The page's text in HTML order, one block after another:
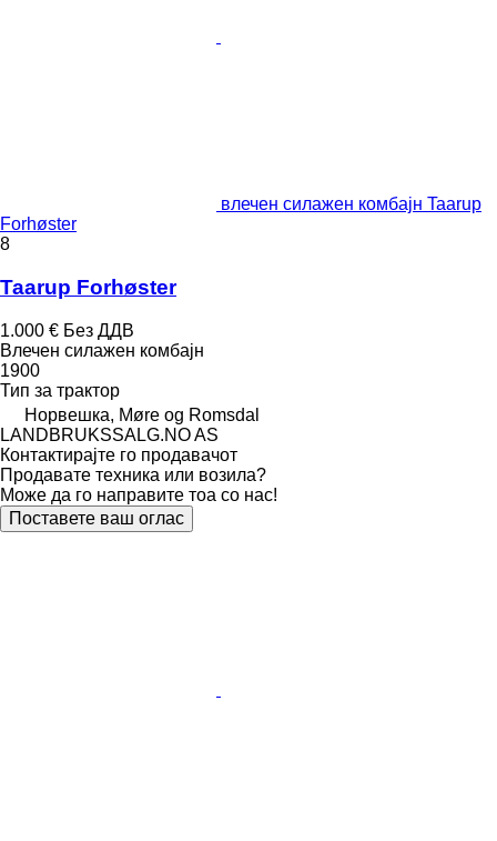
влечен силажен комбајн Taarup
Forhøster
8
Taarup Forhøster
1.000 € Без ДДВ
Влечен силажен комбајн
1900
Тип за трактор
Норвешка, Møre og Romsdal
LANDBRUKSSALG.NO AS
Контактирајте го продавачот
Продавате техника или возила?
Може да го направите тоа со нас!
Поставете ваш оглас